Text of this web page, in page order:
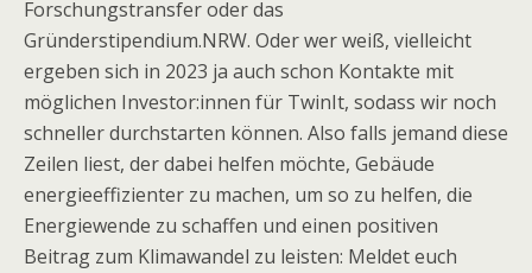
Forschungstransfer oder das
Gründerstipendium.NRW. Oder wer weiß, vielleicht
ergeben sich in 2023 ja auch schon Kontakte mit
möglichen Investor:innen für TwinIt, sodass wir noch
schneller durchstarten können. Also falls jemand diese
Zeilen liest, der dabei helfen möchte, Gebäude
energieeffizienter zu machen, um so zu helfen, die
Energiewende zu schaffen und einen positiven
Beitrag zum Klimawandel zu leisten: Meldet euch